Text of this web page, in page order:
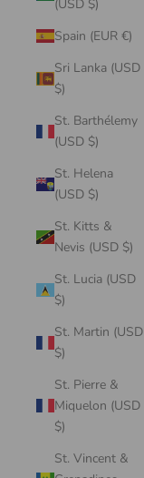
(USD $)
Spain (EUR €)
Sri Lanka (USD
$)
St. Barthélemy
(USD $)
St. Helena
(USD $)
St. Kitts &
Nevis (USD $)
St. Lucia (USD
$)
St. Martin (USD
$)
St. Pierre &
Miquelon (USD
$)
St. Vincent &